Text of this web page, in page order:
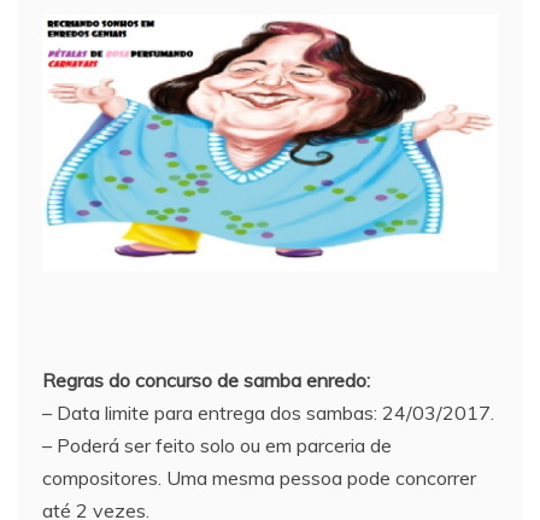
Regras do concurso de samba enredo:
– Data limite para entrega dos sambas: 24/03/2017.
– Poderá ser feito solo ou em parceria de
compositores. Uma mesma pessoa pode concorrer
até 2 vezes.